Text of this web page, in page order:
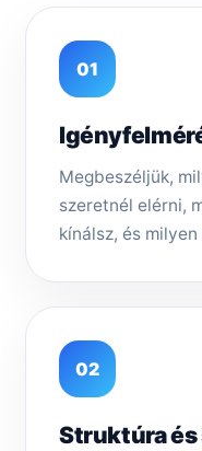
01
Megbeszéljük,
szeretnél elérni,
kínálsz, és
02
Struktúra és